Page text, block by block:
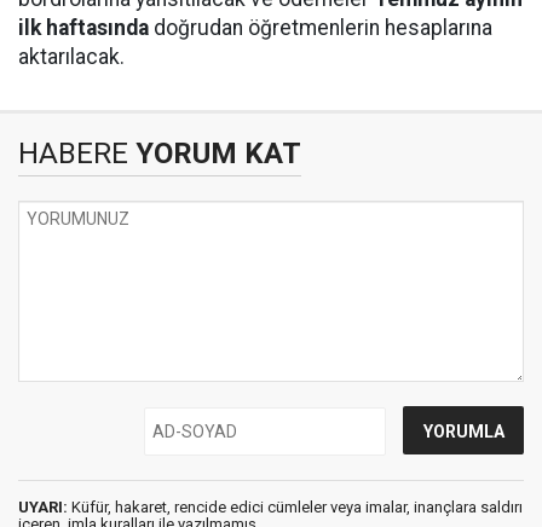
ilk haftasında doğrudan öğretmenlerin hesaplarına
aktarılacak.
HABERE YORUM KAT
UYARI: Küfür, hakaret, rencide edici cümleler veya imalar, inançlara saldırı